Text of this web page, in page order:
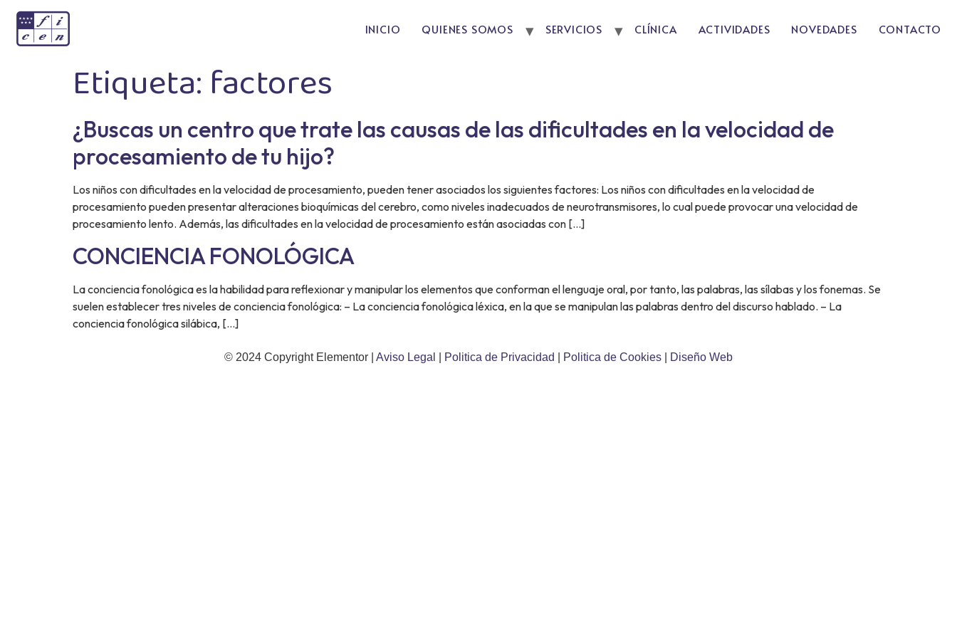
INICIO QUIENES SOMOS SERVICIOS CLÍNICA ACTIVIDADES NOVEDADES CONTACTO
Etiqueta: factores
¿Buscas un centro que trate las causas de las dificultades en la velocidad de
procesamiento de tu hijo?
Los niños con dificultades en la velocidad de procesamiento, pueden tener asociados los siguientes factores: Los niños con dificultades en la velocidad de
procesamiento pueden presentar alteraciones bioquímicas del cerebro, como niveles inadecuados de neurotransmisores, lo cual puede provocar una velocidad de
procesamiento lento. Además, las dificultades en la velocidad de procesamiento están asociadas con […]
CONCIENCIA FONOLÓGICA
La conciencia fonológica es la habilidad para reflexionar y manipular los elementos que conforman el lenguaje oral, por tanto, las palabras, las sílabas y los fonemas. Se
suelen establecer tres niveles de conciencia fonológica: – La conciencia fonológica léxica, en la que se manipulan las palabras dentro del discurso hablado. – La
conciencia fonológica silábica, […]
© 2024 Copyright Elementor | Aviso Legal Politica de Privacidad Politica de Cookies Diseño Web